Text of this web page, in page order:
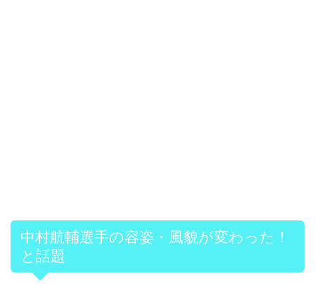
中村航輔選手の容姿・風貌が変わった！
と話題